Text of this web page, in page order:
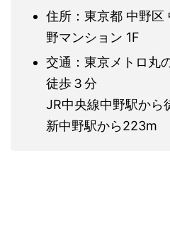
住所：東京都 中野
野マンション 1F
交通：東京メトロ丸
徒歩３分
JR中央線中野駅から
新中野駅から223m